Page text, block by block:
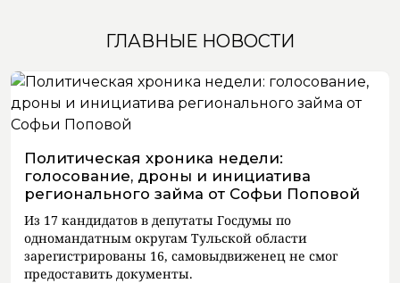
ГЛАВНЫЕ НОВОСТИ
Политическая хроника недели:
голосование, дроны и инициатива
регионального займа от Софьи Поповой
Из 17 кандидатов в депутаты Госдумы по
одномандатным округам Тульской области
зарегистрированы 16, самовыдвиженец не смог
предоставить документы.